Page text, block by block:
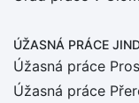
ÚŽASNÁ PRÁCE
Úžasná práce
Úžasná práce